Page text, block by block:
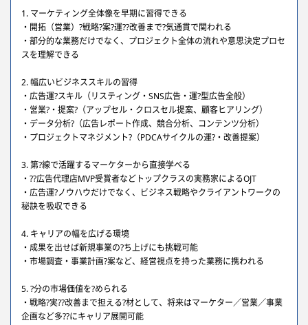
1. マーケティング全体像を早期に習得できる
・開拓（営業）?戦略?案?運??改善まで?気通貫で関われる
・部分的な業務だけでなく、プロジェクト全体の流れや意思決定プロセ
スを理解できる
2. 幅広いビジネススキルの習得
・広告運?スキル（リスティング・SNS広告・運?型広告全般）
・営業?・提案?（アップセル・クロスセル提案、顧客ヒアリング）
・データ分析?（広告レポート作成、競合分析、コンテンツ分析）
・プロジェクトマネジメント?（PDCAサイクルの運?・改善提案）
3. 第?線で活躍するマーケターから直接学べる
・??広告代理店MVP受賞者などトップクラスの実務家によるOJT
・広告運?ノウハウだけでなく、ビジネス戦略やクライアントワークの
秘訣を吸収できる
4. キャリアの幅を広げる環境
・成果を出せば新規事業の?ち上げにも挑戦可能
・市場調査・事業計画?案など、経営視点を持った業務に携われる
5. ?分の市場価値を?められる
・戦略?実??改善まで担える?材として、将来はマーケター／営業／事業
企画など多??にキャリア展開可能